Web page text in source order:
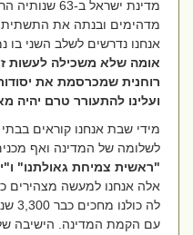
מדינת ישראל ב-
מדהימים ובנתה את התשתית
אנחנו נדרשים לשלב השני בו
אומה שלא משכילה לעשות
רוחנית שמכרסמת את
ועלינו להתעורר טרם יהיה
מידי שבת אנחנו קוראים בבתי
לשלומה של המדינה ואף
"ראשית צמיחת גאולתנו"
אלה אנחנו למעשה מצהירים
לה
עם הקמת המדינה. הישיבה